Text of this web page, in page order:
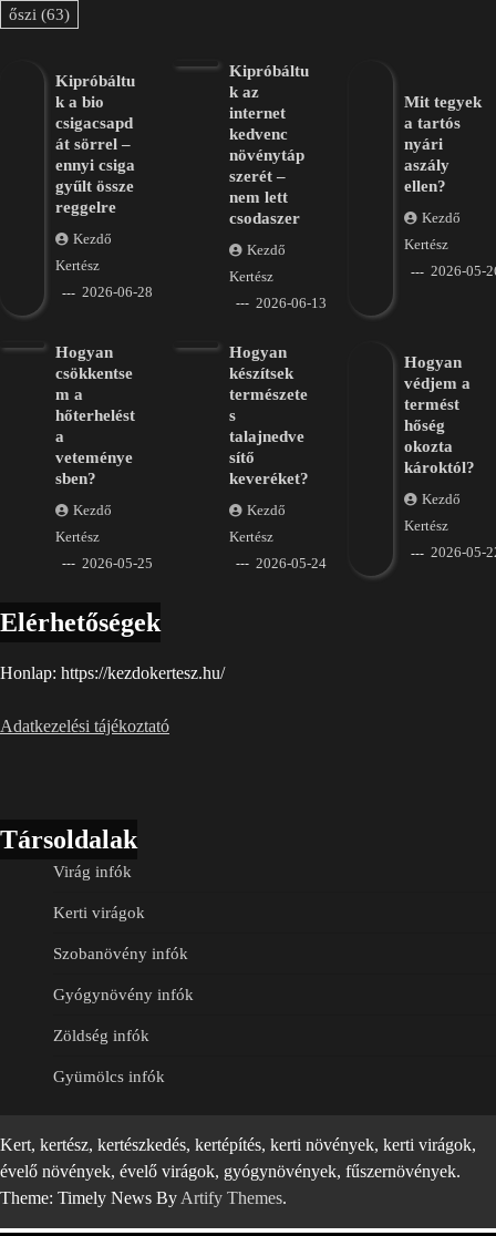
őszi (63)
Kipróbáltu
k a bio
csigacsapd
át sörrel –
ennyi csiga
gyűlt össze
reggelre
Kezdő
Kertész
2026-06-28
Kipróbáltu
k az
internet
kedvenc
növénytáp
szerét –
nem lett
csodaszer
Kezdő
Kertész
2026-06-13
Mit tegyek
a tartós
nyári
aszály
ellen?
Kezdő
Kertész
2026-05-
Hogyan
csökkentse
m a
hőterhelést
a
veteménye
sben?
Kezdő
Kertész
2026-05-25
Hogyan
készítsek
természete
s
talajnedve
sítő
keveréket?
Kezdő
Kertész
2026-05-24
Hogyan
védjem a
termést
hőség
okozta
károktól?
Kezdő
Kertész
2026-05-
Elérhetőségek
Honlap: https://kezdokertesz.hu/
Adatkezelési tájékoztató
Társoldalak
Virág infók
Kerti virágok
Szobanövény infók
Gyógynövény infók
Zöldség infók
Gyümölcs infók
Kert, kertész, kertészkedés, kertépítés, kerti növények, kerti virágok,
évelő növények, évelő virágok, gyógynövények, fűszernövények.
Theme: Timely News By Artify Themes.